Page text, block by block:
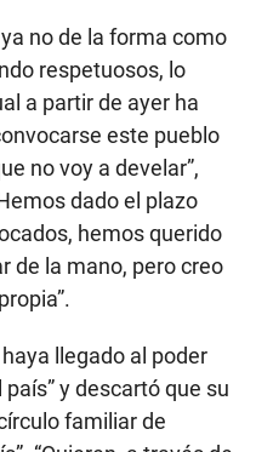
no de la forma como
respetuosos, lo
a partir de ayer ha
este pueblo
no voy a develar”,
dado el plazo
hemos querido
de la mano, pero creo
llegado al poder
y descartó que su
familiar de